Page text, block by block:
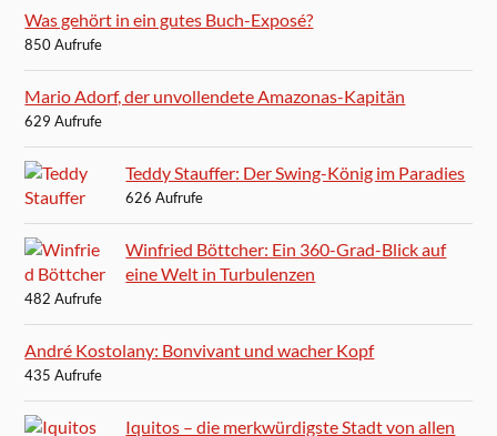
Was gehört in ein gutes Buch-Exposé?
850 Aufrufe
Mario Adorf, der unvollendete Amazonas-Kapitän
629 Aufrufe
Teddy Stauffer: Der Swing-König im Paradies
626 Aufrufe
Winfried Böttcher: Ein 360-Grad-Blick auf
eine Welt in Turbulenzen
482 Aufrufe
André Kostolany: Bonvivant und wacher Kopf
435 Aufrufe
Iquitos – die merkwürdigste Stadt von allen